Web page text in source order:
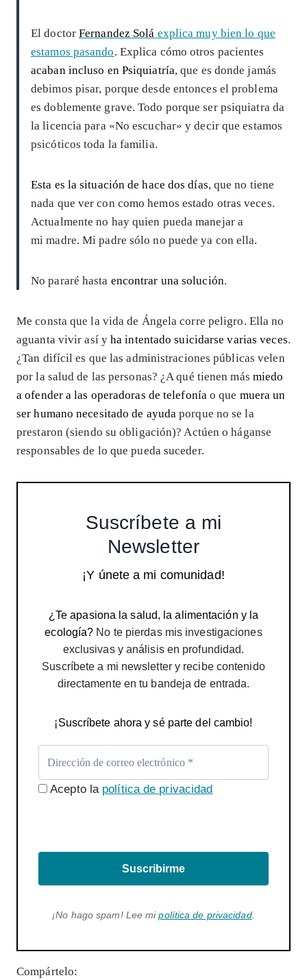
El doctorFernandez Solá explica muy bien lo que
estamos pasando. Explica cómo otros pacientes
acaban incluso en Psiquiatría, que es donde jamás
debimos pisar, porque desde entonces el problema
es doblemente grave. Todo porque ser psiquiatra da
la licencia para «No escuchar» y decir que estamos
psicóticos toda la familia.
Esta es la situación de hace dos días, que no tiene
nada que ver con como hemos estado otras veces.
Actualmente no hay quien pueda manejar a
mi madre. Mi padre sólo no puede ya con ella.
No pararé hasta encontrar una solución.
Me consta que la vida de Ángela corre peligro. Ella no
aguanta vivir así yha intentado suicidarse varias veces.
¿Tan difícil es que las administraciones públicas velen
por la salud de las personas? ¿A qué tienen más miedo
a ofender a las operadoras de telefonía o que muera un
ser humano necesitado de ayuda porque no se la
prestaron (siendo su obligación)? Actúen o háganse
responsables de lo que pueda suceder.
Suscríbete a mi
Newsletter
¡Y únete a mi comunidad!
¿Te apasiona la salud, la alimentación y la
ecología? No te pierdas mis investigaciones
exclusivas y análisis en profundidad.
Suscríbete a mi newsletter y recibe contenido
directamente en tu bandeja de entrada.
¡Suscríbete ahora y sé parte del cambio!
Acepto la política de privacidad
Suscribirme
¡No hago spam! Lee mipolítica de privacidad.
Compártelo: